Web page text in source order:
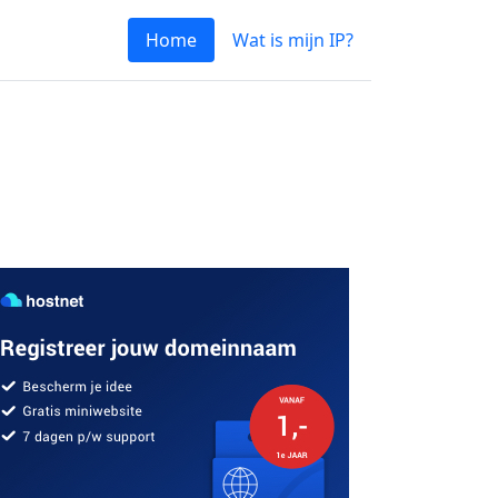
Home Wat is mijn IP?